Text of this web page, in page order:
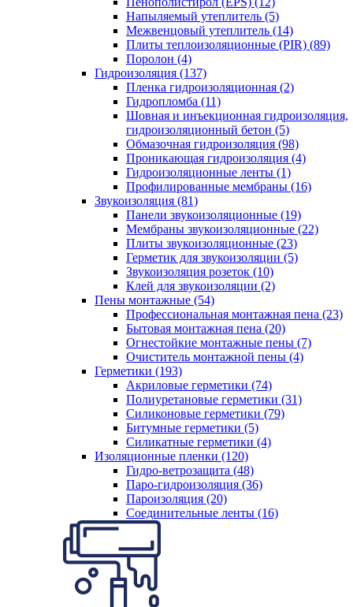
Напыляемый утеплитель (5)
Межвенцовый утеплитель (14)
Плиты теплоизоляционные (PIR) (89)
Поролон (4)
Гидроизоляция (137)
Пленка гидроизоляционная (2)
Гидропломба (11)
Шовная и инъекционная гидроизоляция,
гидроизоляционный бетон (5)
Обмазочная гидроизоляция (98)
Проникающая гидроизоляция (4)
Гидроизоляционные ленты (1)
Профилированные мембраны (16)
Звукоизоляция (81)
Панели звукоизоляционные (19)
Мембраны звукоизоляционные (22)
Плиты звукоизоляционные (23)
Герметик для звукоизоляции (5)
Звукоизоляция розеток (10)
Клей для звукоизоляции (2)
Пены монтажные (54)
Профессиональная монтажная пена (23)
Бытовая монтажная пена (20)
Огнестойкие монтажные пены (7)
Очиститель монтажной пены (4)
Герметики (193)
Акриловые герметики (74)
Полиуретановые герметики (31)
Силиконовые герметики (79)
Битумные герметики (5)
Силикатные герметики (4)
Изоляционные пленки (120)
Гидро-ветрозащита (48)
Паро-гидроизоляция (36)
Пароизоляция (20)
Соединительные ленты (16)